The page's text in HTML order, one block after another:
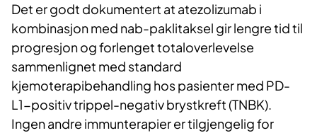
Det er godt dokumentert at atezolizumab i
kombinasjon med nab-paklitaksel gir lengre tid til
progresjon og forlenget totaloverlevelse
sammenlignet med standard
kjemoterapibehandling hos pasienter med PD-
L1-positiv trippel-negativ brystkreft (TNBK).
Ingen andre immunterapier er tilgjengelig for